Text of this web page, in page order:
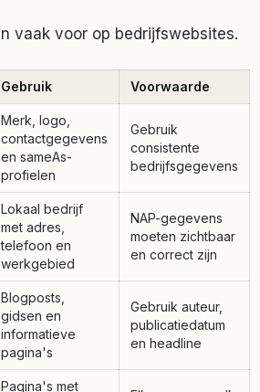
vaak voor op bedrijfswebsites.
Gebruik Voorwaarde
Merk, logo,
contactgegevens
en sameAs-
profielen
Gebruik
consistente
bedrijfsgegevens
Lokaal bedrijf
met adres,
telefoon en
werkgebied
NAP-gegevens
moeten zichtbaar
en correct zijn
Blogposts,
gidsen en
informatieve
pagina's
Gebruik auteur,
publicatiedatum
en headline
Pagina's met